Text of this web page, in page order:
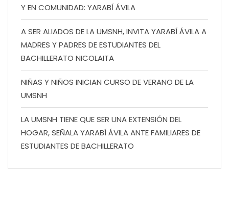
Y EN COMUNIDAD: YARABÍ ÁVILA
A SER ALIADOS DE LA UMSNH, INVITA YARABÍ ÁVILA A
MADRES Y PADRES DE ESTUDIANTES DEL
BACHILLERATO NICOLAITA
NIÑAS Y NIÑOS INICIAN CURSO DE VERANO DE LA
UMSNH
LA UMSNH TIENE QUE SER UNA EXTENSIÓN DEL
HOGAR, SEÑALA YARABÍ ÁVILA ANTE FAMILIARES DE
ESTUDIANTES DE BACHILLERATO